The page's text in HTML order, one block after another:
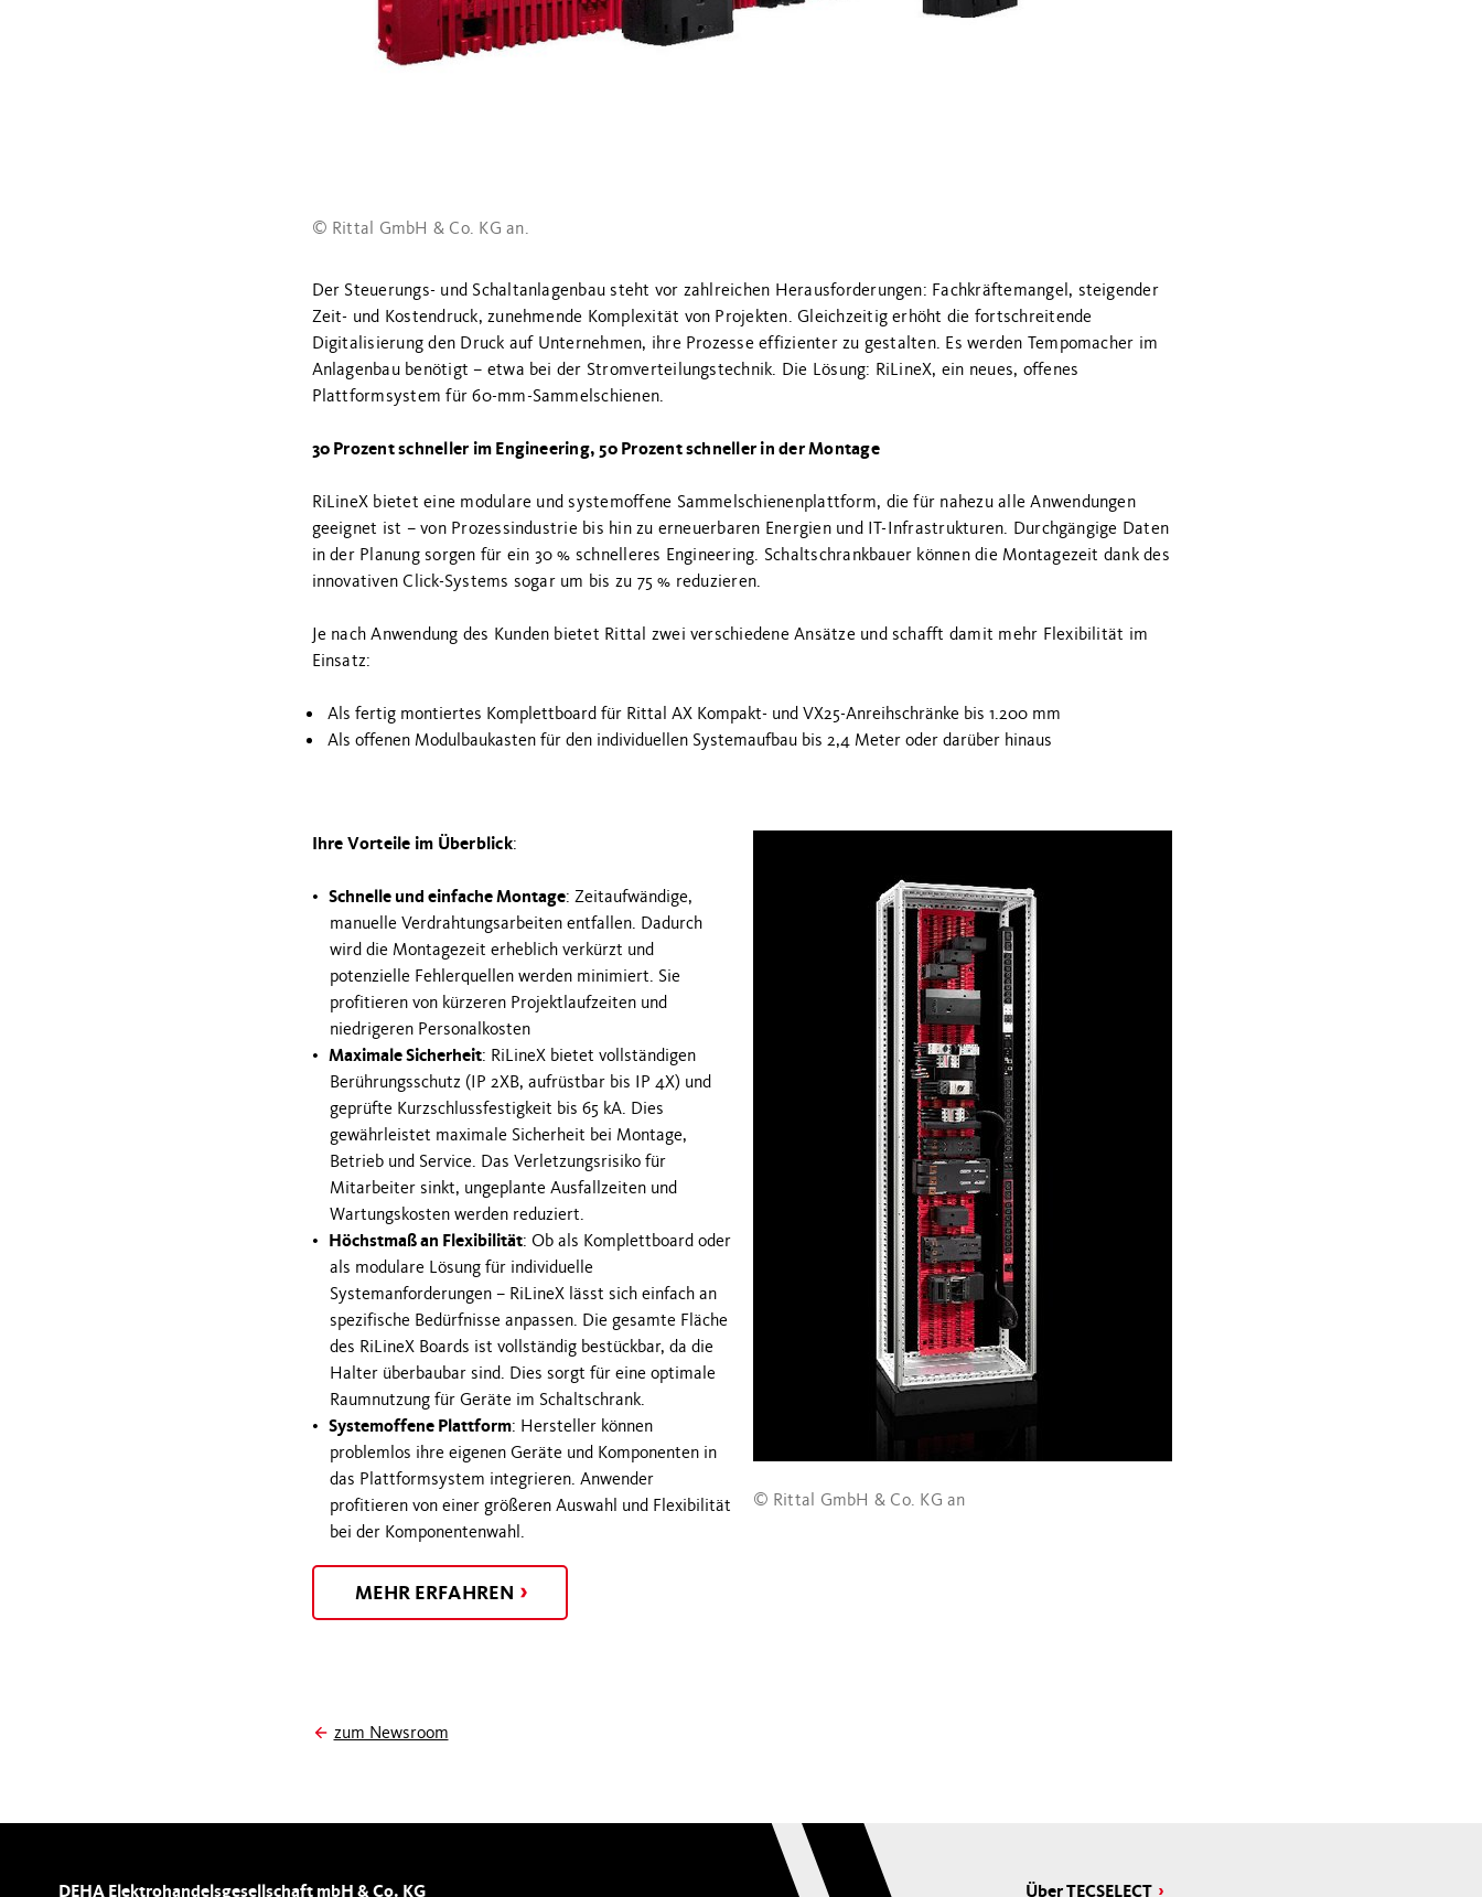
© Rittal GmbH & Co. KG an.
Der Steuerungs- und Schaltanlagenbau steht vor zahlreichen Herausforderungen: Fachkräftemangel, steigender
Zeit- und Kostendruck, zunehmende Komplexität von Projekten. Gleichzeitig erhöht die fortschreitende
Digitalisierung den Druck auf Unternehmen, ihre Prozesse effizienter zu gestalten. Es werden Tempomacher im
Anlagenbau benötigt – etwa bei der Stromverteilungstechnik. Die Lösung: RiLineX, ein neues, offenes
Plattformsystem für 60-mm-Sammelschienen.
30 Prozent schneller im Engineering, 50 Prozent schneller in der Montage
RiLineX bietet eine modulare und systemoffene Sammelschienenplattform, die für nahezu alle Anwendungen
geeignet ist – von Prozessindustrie bis hin zu erneuerbaren Energien und IT-Infrastrukturen. Durchgängige Daten
in der Planung sorgen für ein 30 % schnelleres Engineering. Schaltschrankbauer können die Montagezeit dank des
innovativen Click-Systems sogar um bis zu 75 % reduzieren.
Je nach Anwendung des Kunden bietet Rittal zwei verschiedene Ansätze und schafft damit mehr Flexibilität im
Einsatz:
Als fertig montiertes Komplettboard für Rittal AX Kompakt- und VX25-Anreihschränke bis 1.200 mm
Als offenen Modulbaukasten für den individuellen Systemaufbau bis 2,4 Meter oder darüber hinaus
© Rittal GmbH & Co. KG an
Ihre Vorteile im Überblick:
Schnelle und einfache Montage: Zeitaufwändige,
manuelle Verdrahtungsarbeiten entfallen. Dadurch
wird die Montagezeit erheblich verkürzt und
potenzielle Fehlerquellen werden minimiert. Sie
profitieren von kürzeren Projektlaufzeiten und
niedrigeren Personalkosten
Maximale Sicherheit: RiLineX bietet vollständigen
Berührungsschutz (IP 2XB, aufrüstbar bis IP 4X) und
geprüfte Kurzschlussfestigkeit bis 65 kA. Dies
gewährleistet maximale Sicherheit bei Montage,
Betrieb und Service. Das Verletzungsrisiko für
Mitarbeiter sinkt, ungeplante Ausfallzeiten und
Wartungskosten werden reduziert.
Höchstmaß an Flexibilität: Ob als Komplettboard oder
als modulare Lösung für individuelle
Systemanforderungen – RiLineX lässt sich einfach an
spezifische Bedürfnisse anpassen. Die gesamte Fläche
des RiLineX Boards ist vollständig bestückbar, da die
Halter überbaubar sind. Dies sorgt für eine optimale
Raumnutzung für Geräte im Schaltschrank.
Systemoffene Plattform: Hersteller können
problemlos ihre eigenen Geräte und Komponenten in
das Plattformsystem integrieren. Anwender
profitieren von einer größeren Auswahl und Flexibilität
bei der Komponentenwahl.
MEHR ERFAHREN
zum Newsroom
DEHA Elektrohandelsgesellschaft mbH & Co. KG Über TECSELECT